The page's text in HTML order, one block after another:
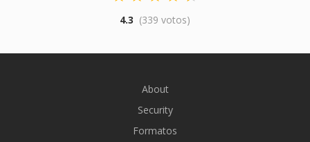
4.3 (339 votos)
About
Security
Formatos